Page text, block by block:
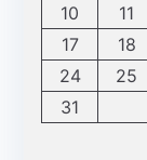
10
11
17
18
24
25
31